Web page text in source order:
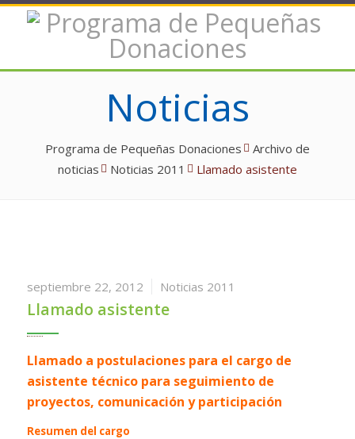
Noticias
Programa de Pequeñas Donaciones
Archivo de
noticias
Noticias 2011 Llamado asistente
septiembre 22, 2012 Noticias 2011
Llamado asistente
Llamado a postulaciones para el cargo de
asistente técnico para seguimiento de
proyectos, comunicación y participación
Resumen del cargo